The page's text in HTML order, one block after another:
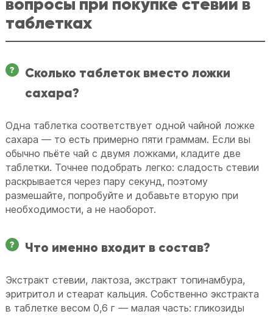
таблетках
Сколько таблеток вместо ложки
сахара?
Одна таблетка соответствует одной чайной ложке
сахара — то есть примерно пяти граммам. Если вы
обычно пьёте чай с двумя ложками, кладите две
таблетки. Точнее подобрать легко: сладость стевии
раскрывается через пару секунд, поэтому
размешайте, попробуйте и добавьте вторую при
необходимости, а не наоборот.
Что именно входит в состав?
Экстракт стевии, лактоза, экстракт топинамбура,
эритритол и стеарат кальция. Собственно экстракта
в таблетке весом 0,6 г — малая часть: гликозиды